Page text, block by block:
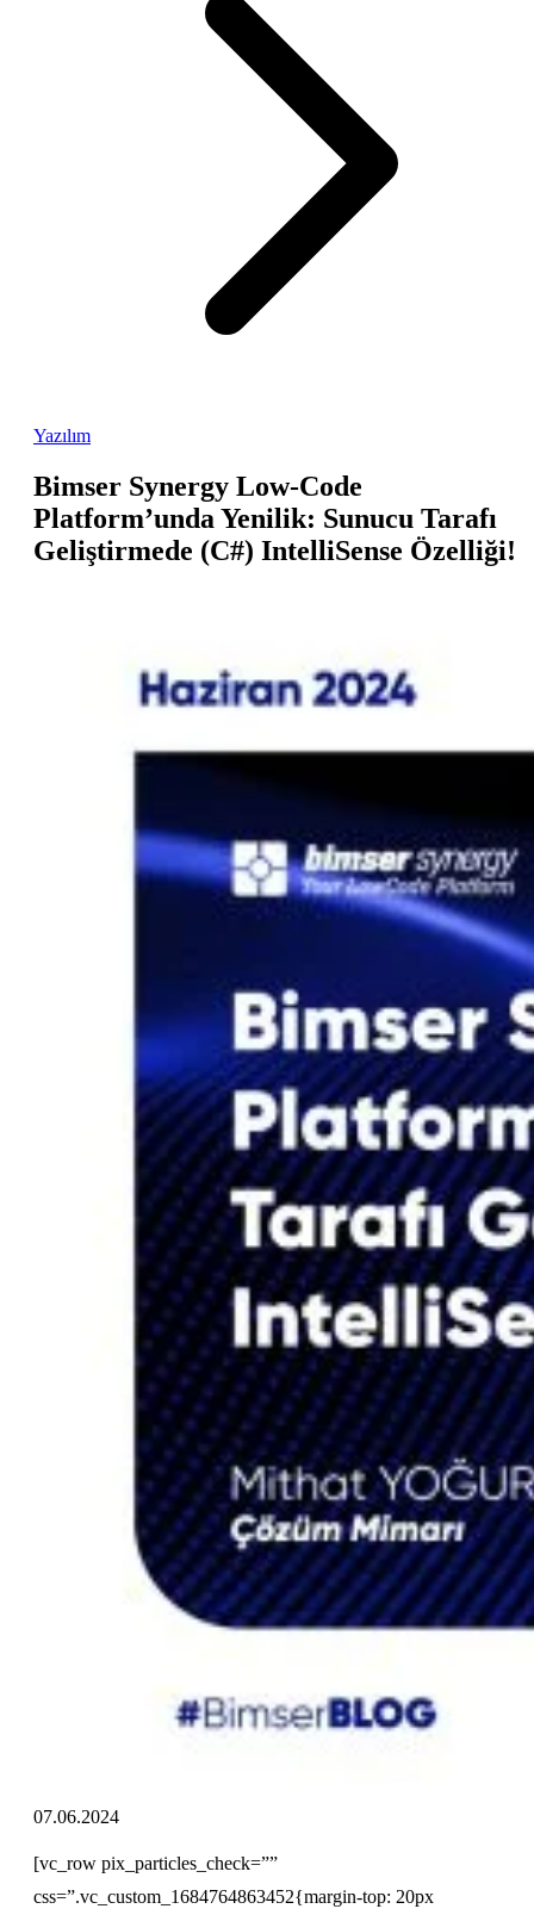
Yazılım
Bimser Synergy Low-Code
Platform’unda Yenilik: Sunucu Tarafı
Geliştirmede (C#) IntelliSense Özelliği!
07.06.2024
[vc_row pix_particles_check=””
css=”.vc_custom_1684764863452{margin-top: 20px